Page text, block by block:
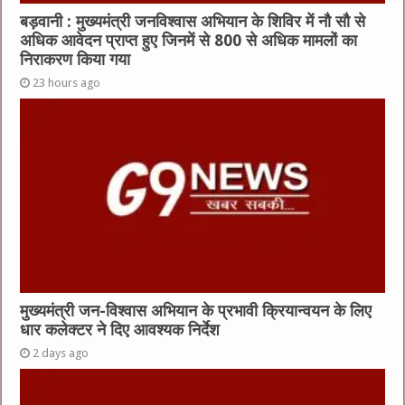
बड़वानी : मुख्यमंत्री जनविश्वास अभियान के शिविर में नौ सौ से
अधिक आवेदन प्राप्त हुए जिनमें से 800 से अधिक मामलों का
निराकरण किया गया
23 hours ago
मुख्यमंत्री जन-विश्वास अभियान के प्रभावी क्रियान्वयन के लिए
धार कलेक्टर ने दिए आवश्यक निर्देश
2 days ago